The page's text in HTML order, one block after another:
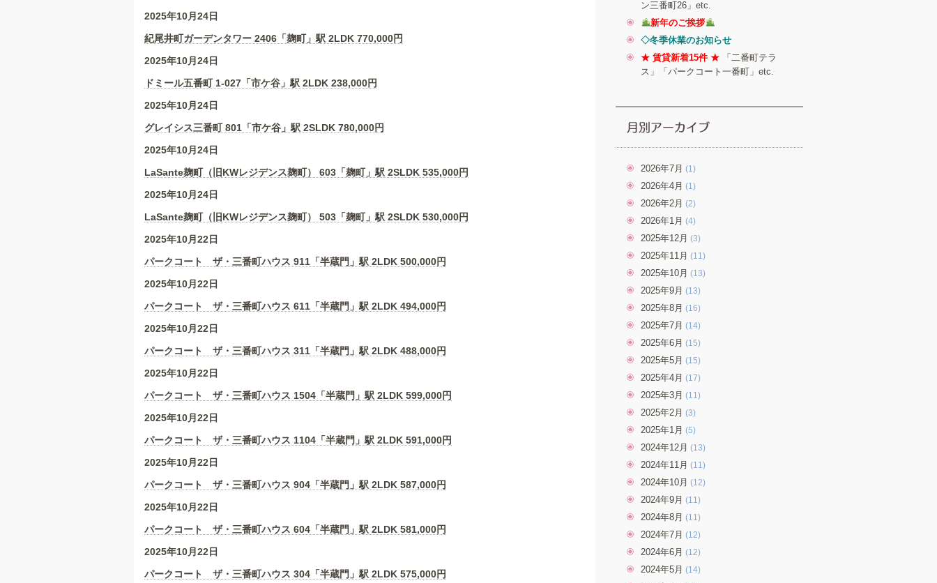
k
2025年10月24日
紀尾井町ガーデンタワー 2406「麹町」駅 2LDK 770,000円
2025年10月24日
ドミール五番町 1-027「市ケ谷」駅 2LDK 238,000円
2025年10月24日
グレイシス三番町 801「市ケ谷」駅 2SLDK 780,000円
2025年10月24日
LaSante麹町（旧KWレジデンス麹町） 603「麹町」駅 2SLDK 535,000円
2025年10月24日
LaSante麹町（旧KWレジデンス麹町） 503「麹町」駅 2SLDK 530,000円
2025年10月22日
パークコート ザ・三番町ハウス 911「半蔵門」駅 2LDK 500,000円
2025年10月22日
パークコート ザ・三番町ハウス 611「半蔵門」駅 2LDK 494,000円
2025年10月22日
パークコート ザ・三番町ハウス 311「半蔵門」駅 2LDK 488,000円
2025年10月22日
パークコート ザ・三番町ハウス 1504「半蔵門」駅 2LDK 599,000円
2025年10月22日
パークコート ザ・三番町ハウス 1104「半蔵門」駅 2LDK 591,000円
2025年10月22日
パークコート ザ・三番町ハウス 904「半蔵門」駅 2LDK 587,000円
2025年10月22日
パークコート ザ・三番町ハウス 604「半蔵門」駅 2LDK 581,000円
2025年10月22日
パークコート ザ・三番町ハウス 304「半蔵門」駅 2LDK 575,000円
ン三番町26」etc.
新年のご挨拶
◇冬季休業のお知らせ
★ 賃貸新着15件 ★
「二番町テラ
ス」「パークコート一番町」etc.
2026年7月 (1)
2026年4月 (1)
2026年2月 (2)
2026年1月 (4)
2025年12月 (3)
2025年11月 (11)
2025年10月 (13)
2025年9月 (13)
2025年8月 (16)
2025年7月 (14)
2025年6月 (15)
2025年5月 (15)
2025年4月 (17)
2025年3月 (11)
2025年2月 (3)
2025年1月 (5)
2024年12月 (13)
2024年11月 (11)
2024年10月 (12)
2024年9月 (11)
2024年8月 (11)
2024年7月 (12)
2024年6月 (12)
2024年5月 (14)